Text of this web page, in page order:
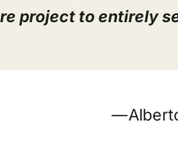
project to entirely
—